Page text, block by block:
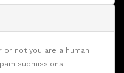
not you are a human
submissions.